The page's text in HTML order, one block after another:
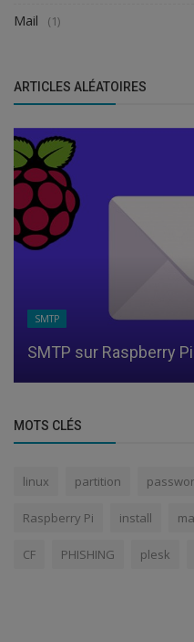
Mail (1)
ARTICLES ALÉATOIRES
SMTP
SMTP sur Raspberry Pi
MOTS CLÉS
linux partition
Raspberry Pi install
CF PHISHING plesk